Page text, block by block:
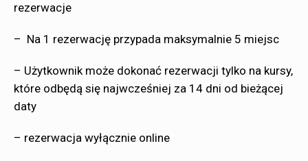
rezerwacje
– Na 1 rezerwację przypada maksymalnie 5 miejsc
– Użytkownik może dokonać rezerwacji tylko na kursy,
które odbędą się najwcześniej za 14 dni od bieżącej
daty
– rezerwacja wyłącznie online